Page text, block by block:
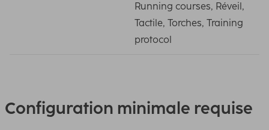
Running courses, Réveil,
Tactile, Torches, Training
protocol
Configuration minimale requise